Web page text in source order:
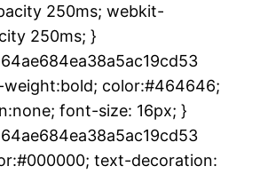
250ms; webkit-
250ms; }
color:#464646;
font-size: 16px; }
text-decoration: